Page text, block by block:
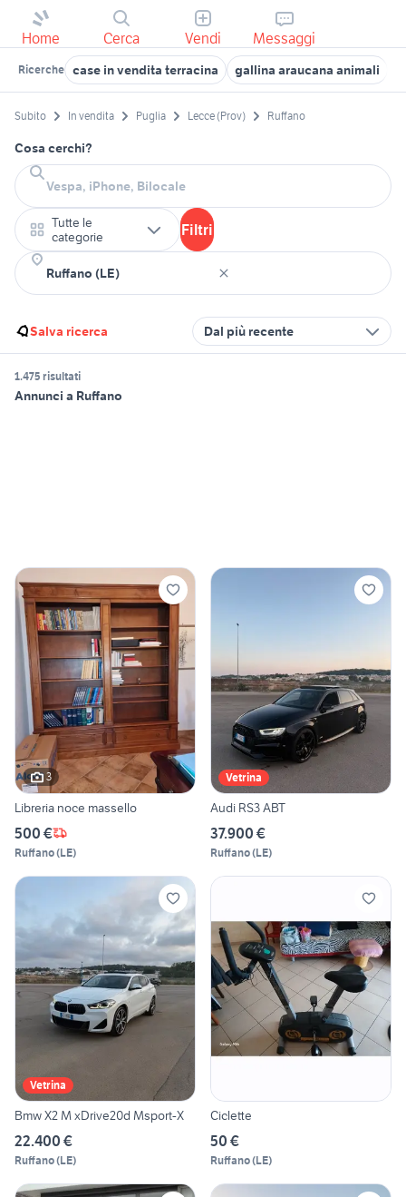
Home Cerca Vendi Messaggi
Ricerche case in vendita terracina gallina araucana animali
Subito In vendita Puglia Lecce (Prov) Ruffano
Cosa cerchi?
Tutte le
categorie
Filtri
Salva ricerca Dal più recente
1.475 risultati
Annunci a Ruffano
3
Libreria noce massello
500 €
Ruffano(LE)
Vetrina
Audi RS3 ABT
37.900 €
Ruffano(LE)
Vetrina
Bmw X2 M xDrive20d Msport-X
22.400 €
Ruffano(LE)
Ciclette
50 €
Ruffano(LE)